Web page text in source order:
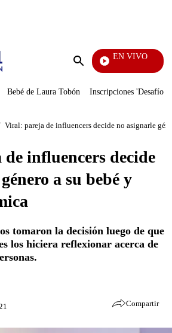
Enviar
EN VIVO
Bebé de Laura Tobón Inscripciones 'Desafío'
Viral: pareja de influencers decide no asignarle
influencers decide
a su bebé y
tomaron la decisión luego de que
los hiciera reflexionar acerca de
Compartir